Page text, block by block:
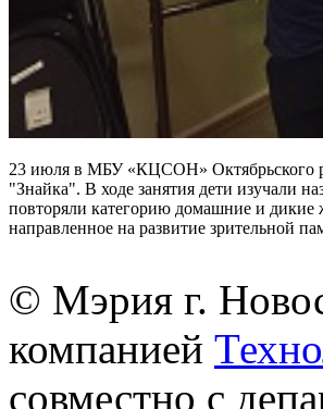
23 июля в МБУ «КЦСОН» Октябрьского
"Знайка". В ходе занятия дети изучали
повторяли категорию домашние и
направленное на развитие зрительной
© Мэрия г.
компанией
совместно с